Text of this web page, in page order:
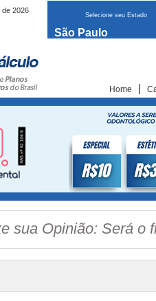
Selecione seu Estado
São Paulo
Home
de 2026
sua Opinião: Será o